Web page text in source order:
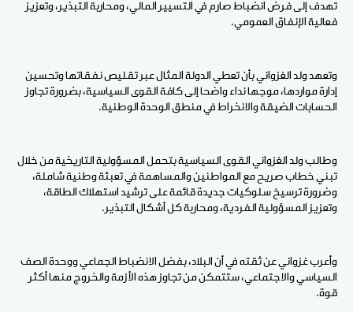
تهدف إلى فرض انضباط صارم في التسيير المالي، ومحاربة التبذير، وتعزيز
فعالية الإنفاق العمومي.
وتعهد ولد الغزواني بأن تعطي الدولة المثال عبر تقليص نفقاتها وتحسين
إدارة مواردها، موجها نداء واضحا إلى كافة القوى السياسية، بضرورة تجاوز
الحسابات الضيقة والانخراط في منطق الوحدة الوطنية.
وطالب ولد الغزواني القوى السياسية بتحمل المسؤولية التاريخية من خلال
تبني خطاب صريح مع المواطنين والمساهمة في تعبئة وطنية شاملة،
وضرورة ترسيخ سلوكيات جديدة قائمة على ترشيد استهلاك الطاقة،
وتعزيز المسؤولية الفردية، ومحاربة كل أشكال التبذير.
وأعرب غزواني عن ثقته في أن البلاد، بفضل الانضباط الجماعي ووحدة الصف
السياسي والاجتماعي، ستتمكن من تجاوز هذه الأزمة والخروج منها أكثر
قوة.